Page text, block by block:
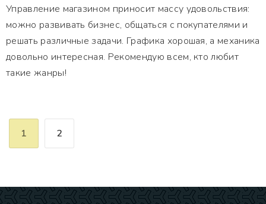
Управление магазином приносит массу удовольствия:
можно развивать бизнес, общаться с покупателями и
решать различные задачи. Графика хорошая, а механика
довольно интересная. Рекомендую всем, кто любит
такие жанры!
1 2